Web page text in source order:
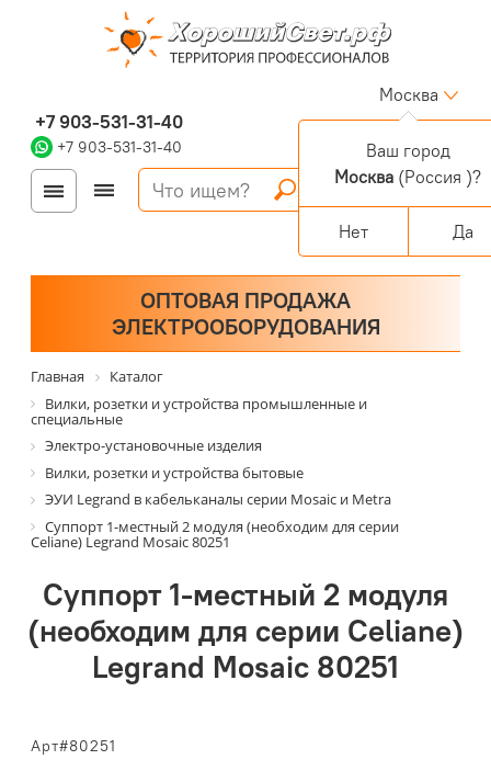
+7 903-531-31-40
+7 903-531-31-40
Москва
Войти
Регистрация
Корзина
0 позиций
Персональный раздел
ОПТОВАЯ ПРОДАЖА
ЭЛЕКТРООБОРУДОВАНИЯ
Главная
Каталог
Вилки, розетки и устройства промышленные и
специальные
Электро-установочные изделия
Вилки, розетки и устройства бытовые
ЭУИ Legrand в кабельканалы серии Mosaic и Metra
Суппорт 1-местный 2 модуля (необходим для серии
Celiane) Legrand Mosaic 80251
Суппорт 1-местный 2 модуля
(необходим для серии Celiane)
Legrand Mosaic 80251
Арт#80251
Ваш город
Москва (Россия )?
Нет Да